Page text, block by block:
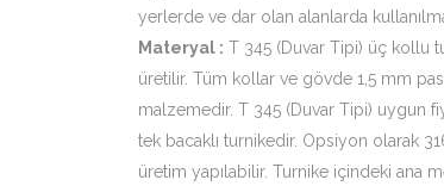
yerlerde ve dar olan alanlarda
Materyal : T 345 (Duvar Tipi) üç kollu
üretilir. Tüm kollar ve gövde 1,5 mm
malzemedir. T 345 (Duvar Tipi) uygun
tek bacaklı turnikedir. Opsiyon olarak
üretim yapılabilir. Turnike içindeki ana